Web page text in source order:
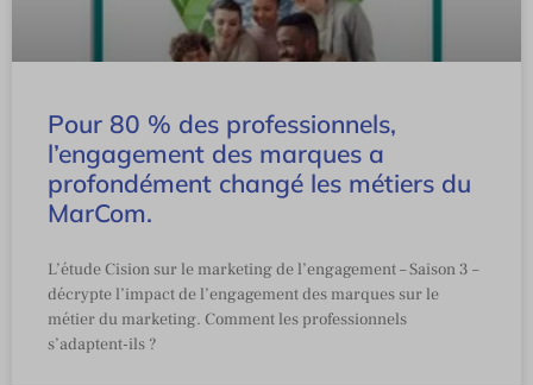
Pour 80 % des professionnels,
l’engagement des marques a
profondément changé les métiers du
MarCom.
L’étude Cision sur le marketing de l’engagement – Saison 3 –
décrypte l’impact de l’engagement des marques sur le
métier du marketing. Comment les professionnels
s’adaptent-ils ?